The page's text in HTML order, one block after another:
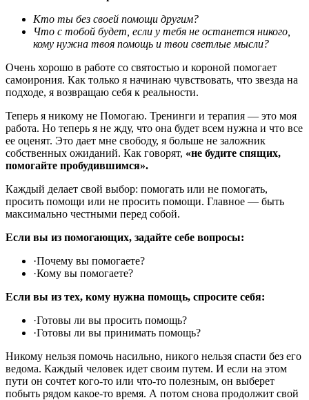
Кто ты без своей помощи другим?
Что с тобой будет, если у тебя не останется никого,
кому нужна твоя помощь и твои светлые мысли?
Очень хорошо в работе со святостью и короной помогает
самоирония. Как только я начинаю чувствовать, что звезда на
подходе, я возвращаю себя к реальности.
Теперь я никому не Помогаю. Тренинги и терапия — это моя
работа. Но теперь я не жду, что она будет всем нужна и что все
ее оценят. Это дает мне свободу, я больше не заложник
собственных ожиданий. Как говорят, «не будите спящих,
помогайте пробудившимся».
Каждый делает свой выбор: помогать или не помогать,
просить помощи или не просить помощи. Главное — быть
максимально честными перед собой.
Если вы из помогающих, задайте себе вопросы:
·Почему вы помогаете?
·Кому вы помогаете?
Если вы из тех, кому нужна помощь, спросите себя:
·Готовы ли вы просить помощь?
·Готовы ли вы принимать помощь?
Никому нельзя помочь насильно, никого нельзя спасти без его
ведома. Каждый человек идет своим путем. И если на этом
пути он сочтет кого-то или что-то полезным, он выберет
побыть рядом какое-то время. А потом снова продолжит свой